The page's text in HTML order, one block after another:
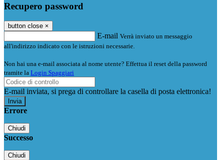
Recupero password
button close ×
E-mail Verrà inviato un messaggio
all'indirizzo indicato con le istruzioni necessarie.
Non hai una e-mail associata al nome utente? Effettua il reset della password
tramite la Login Spaggiari
E-mail inviata, si prega di controllare la casella di posta elettronica!
Errore
Chiudi
Successo
Chiudi